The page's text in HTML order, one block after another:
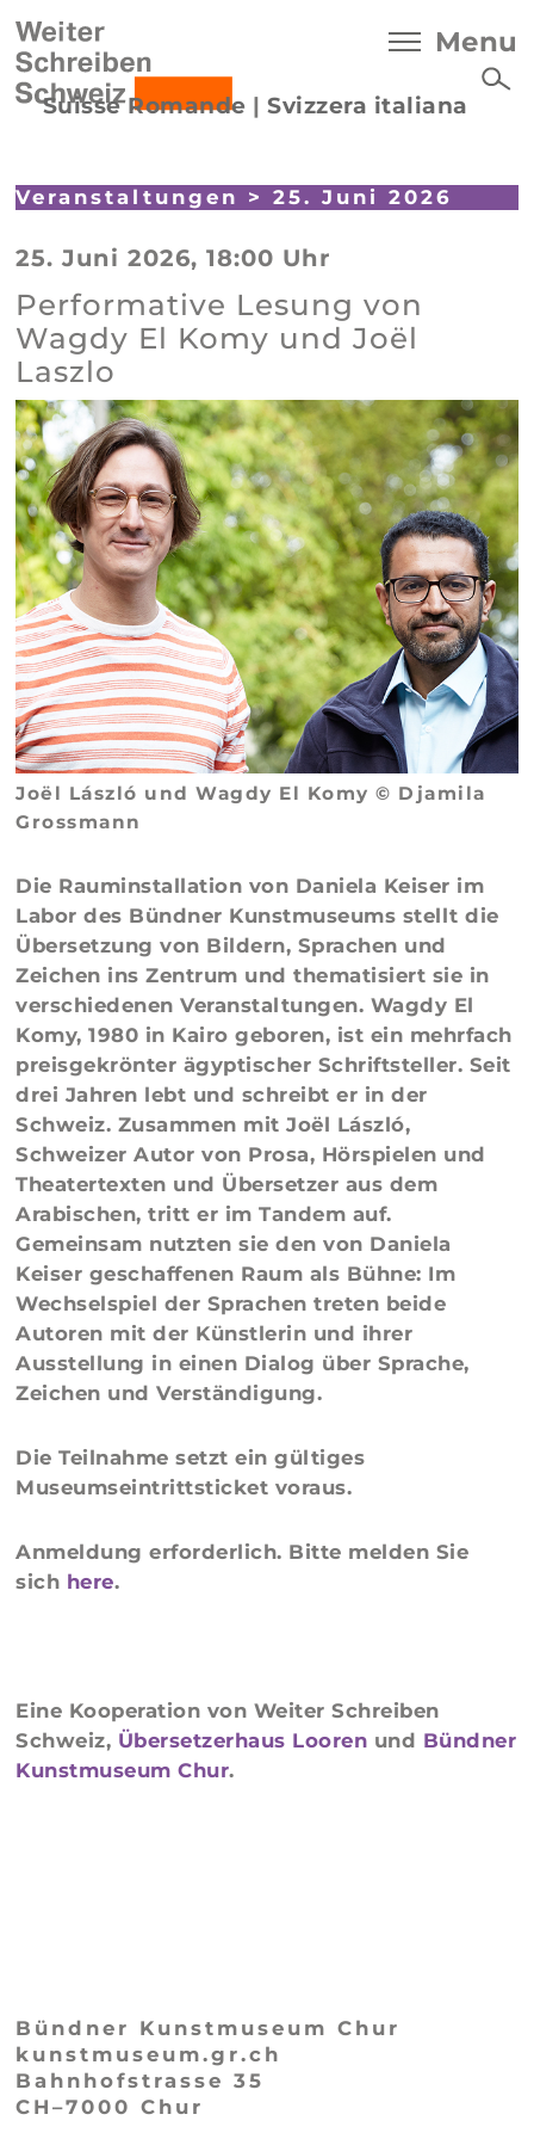
Suisse Romande |Svizzera italiana
Menu
Veranstaltungen > 25. Juni 2026
25. Juni 2026, 18:00 Uhr
Performative Lesung von
Wagdy El Komy und Joël
Laszlo
Joël László und Wagdy El Komy © Djamila
Grossmann
Die Rauminstallation von Daniela Keiser im
Labor des Bündner Kunstmuseums stellt die
Übersetzung von Bildern, Sprachen und
Zeichen ins Zentrum und thematisiert sie in
verschiedenen Veranstaltungen. Wagdy El
Komy, 1980 in Kairo geboren, ist ein mehrfach
preisgekrönter ägyptischer Schriftsteller. Seit
drei Jahren lebt und schreibt er in der
Schweiz. Zusammen mit Joël László,
Schweizer Autor von Prosa, Hörspielen und
Theatertexten und Übersetzer aus dem
Arabischen, tritt er im Tandem auf.
Gemeinsam nutzten sie den von Daniela
Keiser geschaffenen Raum als Bühne: Im
Wechselspiel der Sprachen treten beide
Autoren mit der Künstlerin und ihrer
Ausstellung in einen Dialog über Sprache,
Zeichen und Verständigung.
Die Teilnahme setzt ein gültiges
Museumseintrittsticket voraus.
Anmeldung erforderlich. Bitte melden Sie
sich here.
Eine Kooperation von Weiter Schreiben
Schweiz, Übersetzerhaus Looren und Bündner
Kunstmuseum Chur.
Bündner Kunstmuseum Chur
kunstmuseum.gr.ch
Bahnhofstrasse 35
CH–7000 Chur